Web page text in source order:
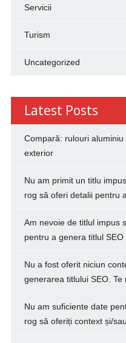
Servicii
Turism
Uncategorized
Latest Posts
Compară: rulouri
exterior
Nu am primit un titlu
rog să oferi detalii pentru
Am nevoie de titlul impus
pentru a genera titlul SEO
Nu a fost oferit niciun
generarea titlului SEO. Te
Nu am suficiente date
rog să oferiți context și/